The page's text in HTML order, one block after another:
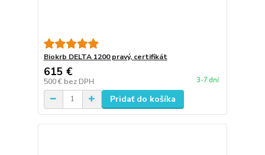
Biokrb DELTA 1200 pravý, certifikát
615 €
500 € bez DPH 3-7 dní
Pridať do košíka